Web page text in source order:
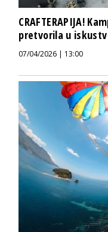
CRAFTERAPIJA!
pretvorila u
07/04/2026 | 13:00